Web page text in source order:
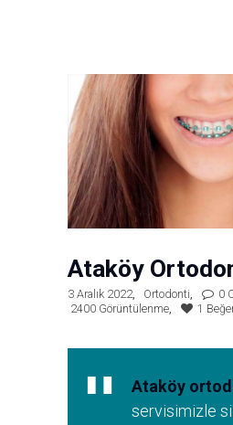
İletişim
Ataköy
3 Aralık 2022 Ortodonti 0
2400 Görüntülenme 1
Ataköy
servisimizle